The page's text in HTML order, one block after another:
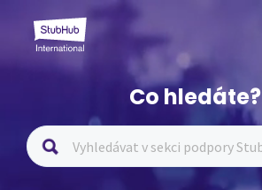
Co hledáte?